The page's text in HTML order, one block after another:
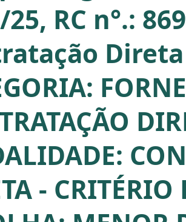
RC n°.:
Direta
- CRITÉRIO